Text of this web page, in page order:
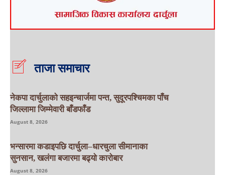
ताजा समाचार
नेकपा दार्चुलाको सहइन्चार्जमा पन्त, सुदूरपश्चिमका पाँच
जिल्लामा जिम्मेवारी बाँडफाँड
August 8, 2026
भन्सारमा कडाइपछि दार्चुला–धारचुला सीमानाका
सुनसान, खलंगा बजारमा बढ्यो कारोबार
August 8, 2026